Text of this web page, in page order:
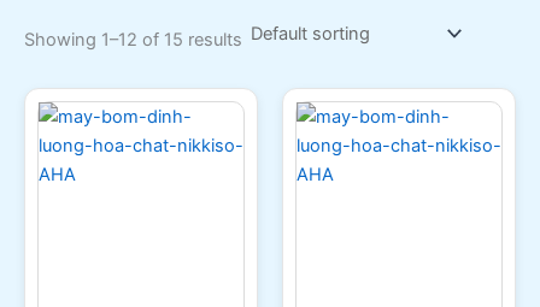
Showing 1–12 of 15 results